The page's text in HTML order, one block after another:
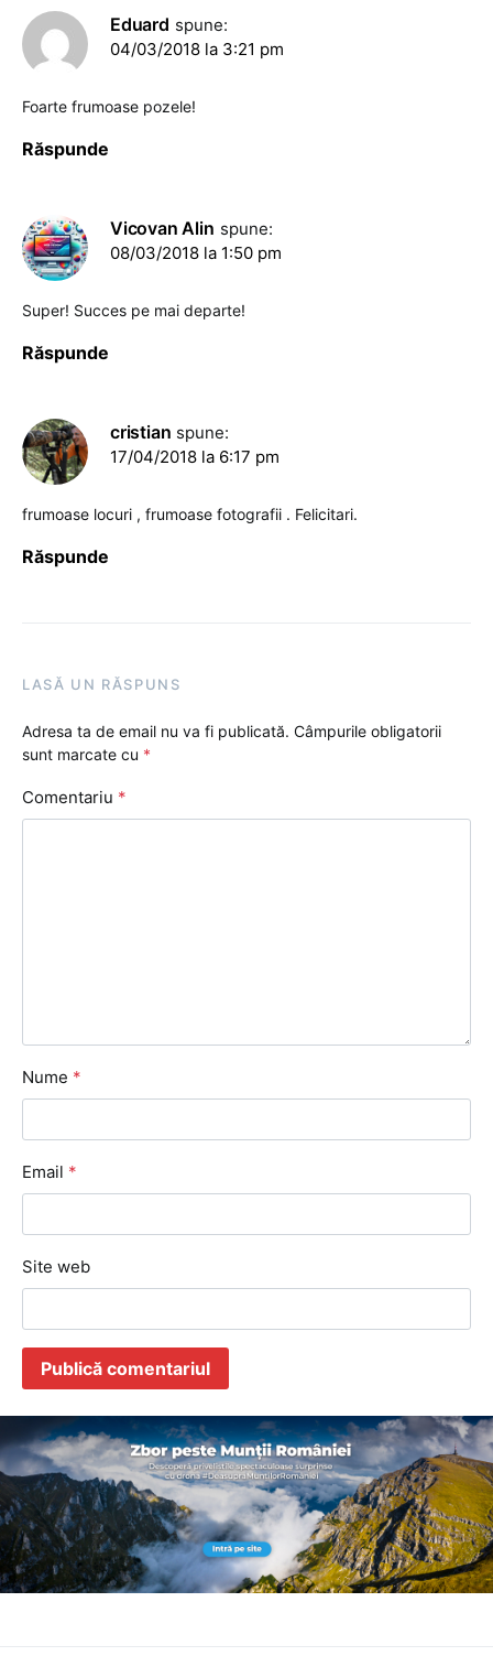
Eduard spune:
04/03/2018 la 3:21 pm
Foarte frumoase pozele!
Răspunde
Vicovan Alin spune:
08/03/2018 la 1:50 pm
Super! Succes pe mai departe!
Răspunde
cristian spune:
17/04/2018 la 6:17 pm
frumoase locuri , frumoase fotografii . Felicitari.
Răspunde
LASĂ UN RĂSPUNS
Adresa ta de email nu va fi publicată. Câmpurile obligatorii
sunt marcate cu *
Comentariu *
Nume *
Email *
Site web